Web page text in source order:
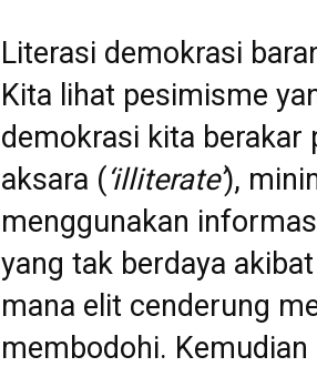
Literasi demokrasi
Kita lihat pesimisme
demokrasi kita berakar
aksara (‘illiterate’),
menggunakan
yang tak berdaya
mana elit cenderung
membodohi.